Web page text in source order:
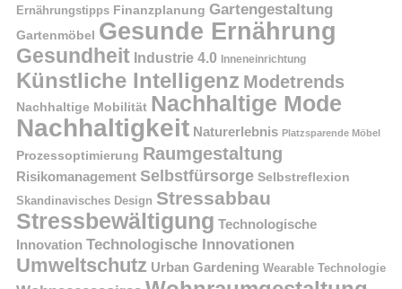
Ernährungstipps Finanzplanung Gartengestaltung
Gartenmöbel Gesunde Ernährung
Gesundheit Industrie 4.0 Inneneinrichtung
Künstliche Intelligenz Modetrends
Nachhaltige Mobilität Nachhaltige Mode
Nachhaltigkeit Naturerlebnis Platzsparende Möbel
Prozessoptimierung Raumgestaltung
Risikomanagement Selbstfürsorge Selbstreflexion
Skandinavisches Design Stressabbau
Stressbewältigung Technologische
Innovation Technologische Innovationen
Umweltschutz Urban Gardening Wearable Technologie